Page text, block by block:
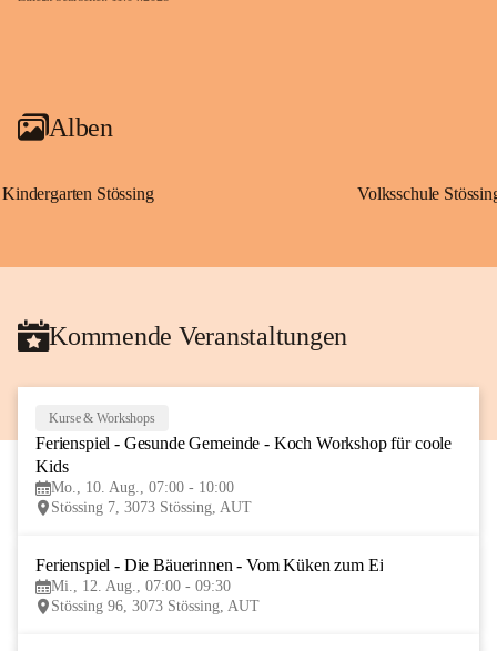
Alben
Kindergarten Stössing Volksschule
Kommende Veranstaltungen
AUG
Kurse & Workshops
Ferienspiel - Gesunde Gemeinde - Koch Workshop für coole
Kids
Mo., 10. Aug., 07:00 - 10:00
Stössing 7, 3073 Stössing, AUT
Ferienspiel - Die Bäuerinnen - Vom Küken zum Ei
Mi., 12. Aug., 07:00 - 09:30
Stössing 96, 3073 Stössing, AUT